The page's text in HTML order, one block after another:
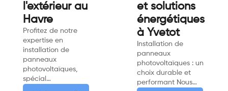
l'extérieur au
Havre
Profitez de notre
expertise en
installation de
panneaux
photovoltaïques,
spécial…
et solutions
énergétiques
à Yvetot
Installation de
panneaux
photovoltaïques : un
choix durable et
performant Nous…